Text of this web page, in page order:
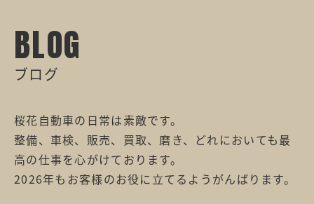
BLOG
ブログ
桜花自動車の日常は素敵です。
整備、車検、販売、買取、磨き、どれにおいても最
高の仕事を心がけております。
2026年もお客様のお役に立てるようがんばります。